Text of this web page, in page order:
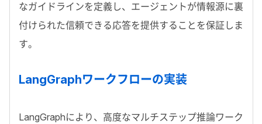
なガイドラインを定義し、エージェントが情報源に裏
付けられた信頼できる応答を提供することを保証しま
す。
LangGraphワークフローの実装
LangGraphにより、高度なマルチステップ推論ワーク